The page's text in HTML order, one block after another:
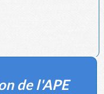
de l'APE